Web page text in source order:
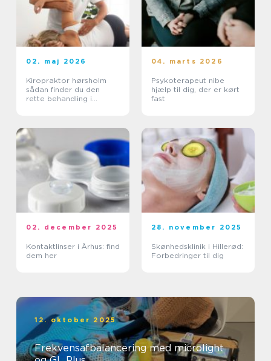
02. maj 2026
Kiropraktor hørsholm
sådan finder du den
rette behandling i
04. marts 2026
Psykoterapeut nibe
hjælp til dig, der er kørt
fast
02. december 2025
Kontaktlinser i Århus: find
dem her
28. november 2025
Skønhedsklinik i Hillerød:
Forbedringer til dig
12. oktober 2025
Frekvensafbalancering med microlight